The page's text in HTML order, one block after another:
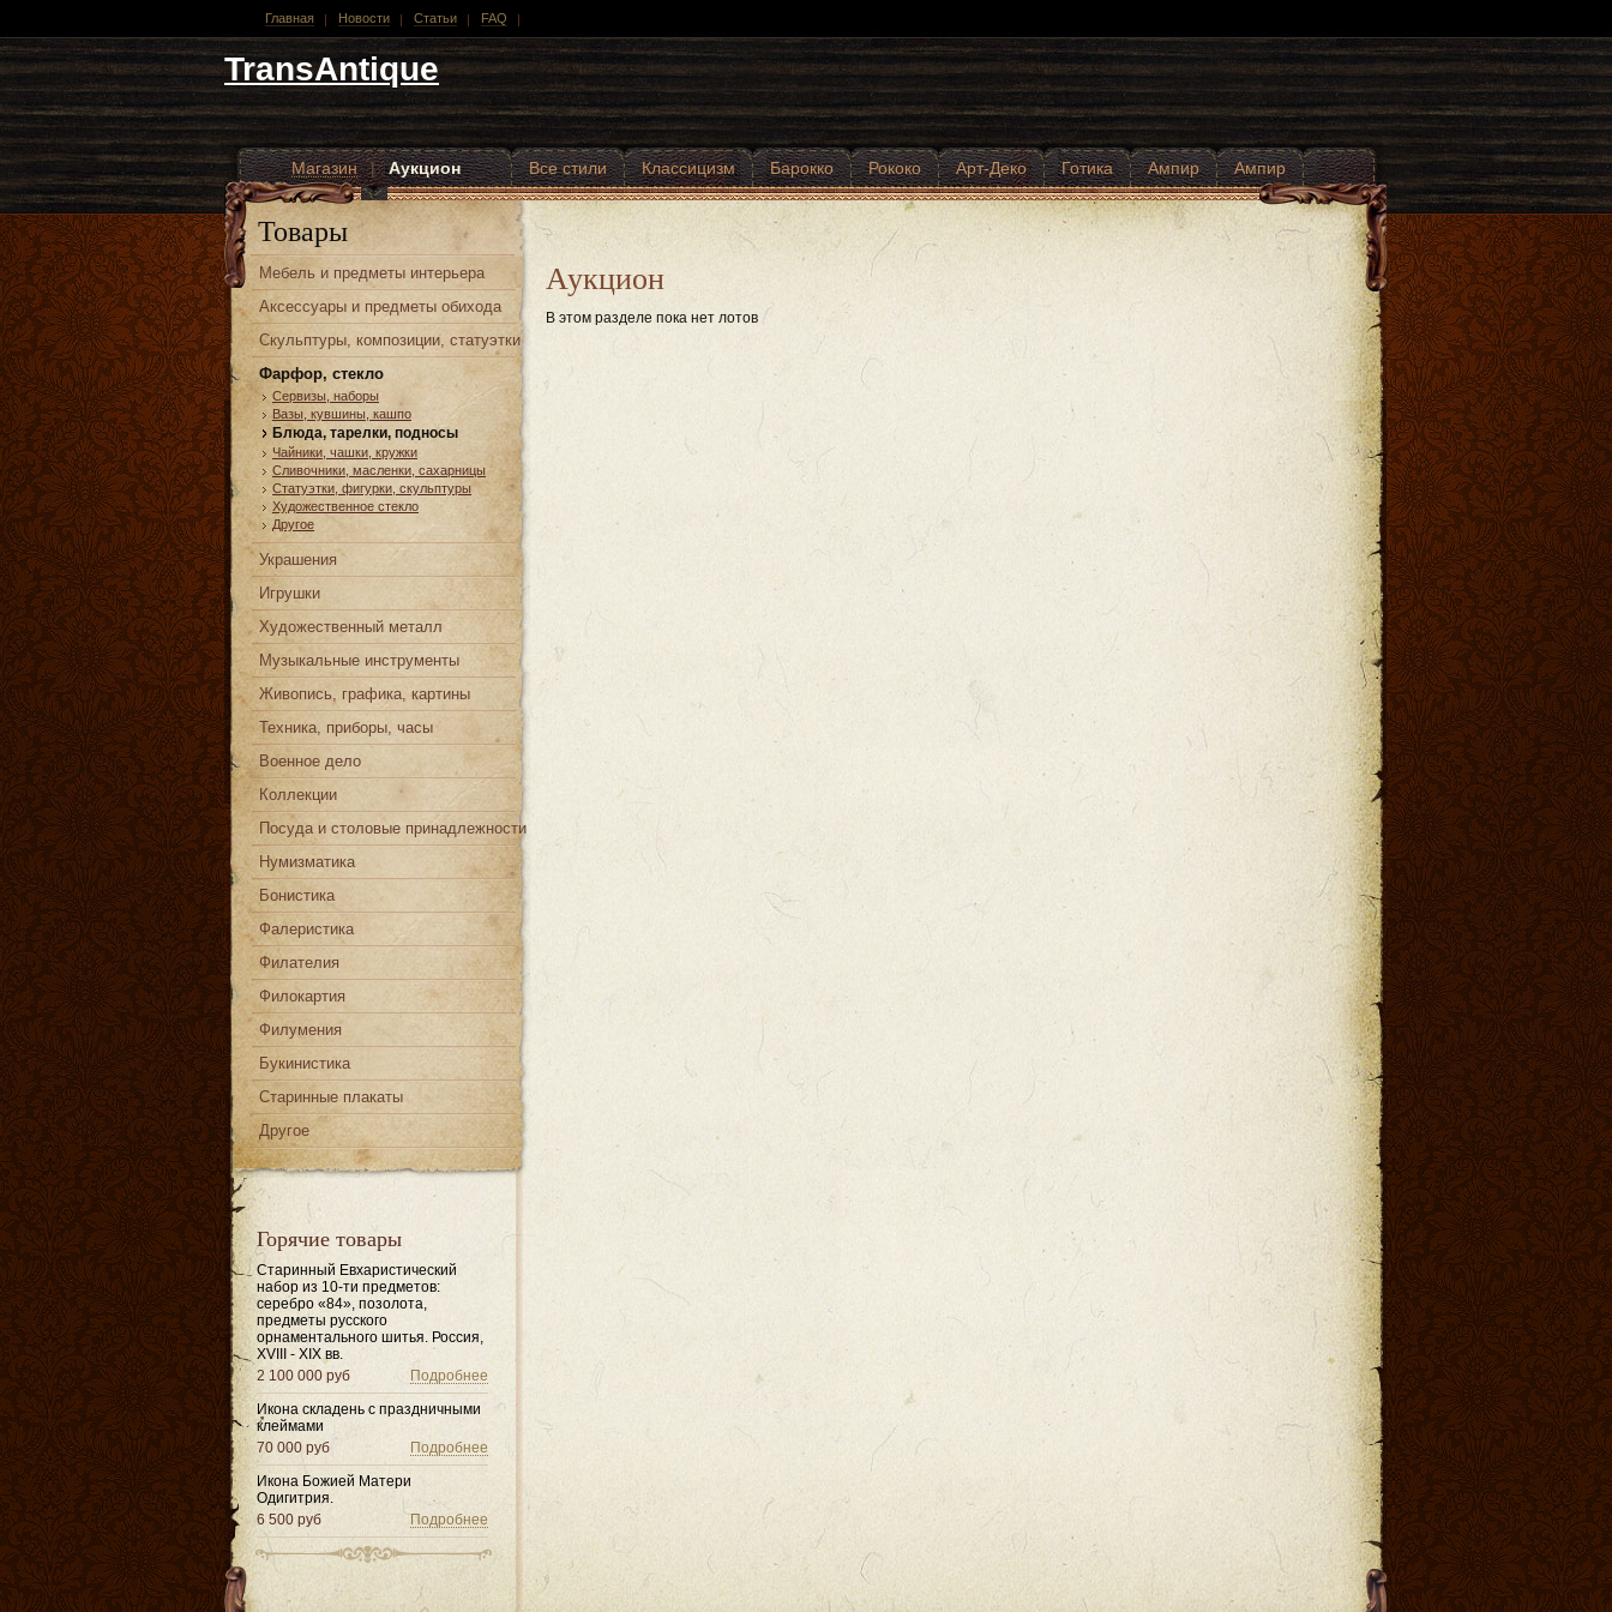
Главная Новости Статьи FAQ
TransAntique
Магазин | Аукцион Все стили Классицизм Барокко Рококо Арт-Деко Готика Ампир
Ампир
Другие стили
Товары
Мебель и предметы интерьера
Аксессуары и предметы обихода
Скульптуры, композиции, статуэтки
Фарфор, стекло
Сервизы, наборы
Вазы, кувшины, кашпо
Блюда, тарелки, подносы
Чайники, чашки, кружки
Сливочники, масленки, сахарницы
Статуэтки, фигурки, скульптуры
Художественное стекло
Другое
Украшения
Игрушки
Художественный металл
Музыкальные инструменты
Живопись, графика, картины
Техника, приборы, часы
Военное дело
Коллекции
Посуда и столовые принадлежности
Нумизматика
Бонистика
Фалеристика
Филателия
Филокартия
Филумения
Букинистика
Старинные плакаты
Другое
Горячие товары
Старинный Евхаристический
набор из 10-ти предметов:
серебро «84», позолота,
предметы русского
орнаментального шитья. Россия,
XVIII - XIX вв.
Подробнее
2 100 000 руб
Икона складень с праздничными
клеймами
Подробнее
70 000 руб
Икона Божией Матери
Одигитрия.
Подробнее
6 500 руб
Аукцион
В этом разделе пока нет лотов